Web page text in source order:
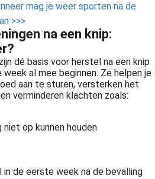
mag je weer sporten na de
>>>
na een knip:
dé basis voor herstel na een knip
al mee beginnen. Ze helpen je
aan te sturen, versterken het
verminderen klachten zoals:
op kunnen houden
in de eerste week na de bevalling